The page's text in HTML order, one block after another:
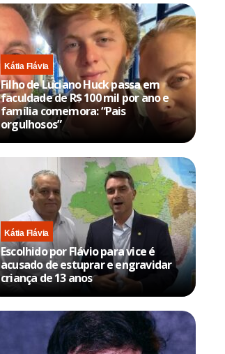
Kátia Flávia
Filho de Luciano Huck passa em
faculdade de R$ 100 mil por ano e
família comemora: “Pais
orgulhosos”
Kátia Flávia
Escolhido por Flávio para vice é
acusado de estuprar e engravidar
criança de 13 anos